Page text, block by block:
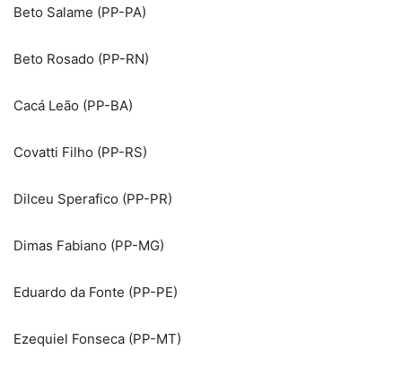
Beto Salame (PP-PA)
Beto Rosado (PP-RN)
Cacá Leão (PP-BA)
Covatti Filho (PP-RS)
Dilceu Sperafico (PP-PR)
Dimas Fabiano (PP-MG)
Eduardo da Fonte (PP-PE)
Ezequiel Fonseca (PP-MT)